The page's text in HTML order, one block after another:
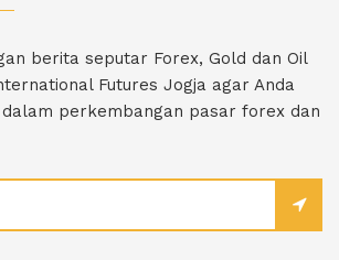
berita seputar Forex, Gold dan Oil
Futures Jogja agar Anda
perkembangan pasar forex dan